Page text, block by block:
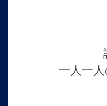
一人一